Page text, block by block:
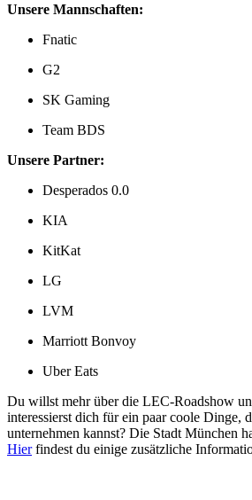
Unsere Mannschaften:
Fnatic
G2
SK Gaming
Team BDS
Unsere Partner:
Desperados 0.0
KIA
KitKat
LG
LVM
Marriott Bonvoy
Uber Eats
Du willst mehr über die LEC-Roadshow
interessierst dich für ein paar coole Dinge,
unternehmen kannst? Die Stadt München
Hierfindest du einige zusätzliche